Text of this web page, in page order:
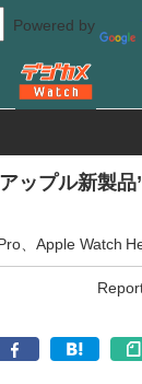
Powered by
ップル新製品
、Apple Watch